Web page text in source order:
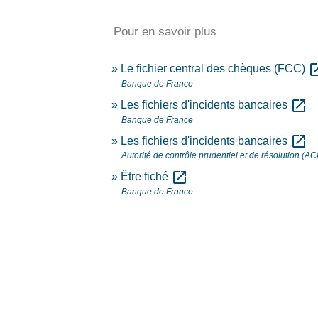
Pour en savoir plus
Le fichier central des chèques (FCC)
Banque de France
Les fichiers d'incidents bancaires open_in_new
Banque de France
Les fichiers d'incidents bancaires open_in_new
Autorité de contrôle prudentiel et de résolution
Être fiché open_in_new
Banque de France